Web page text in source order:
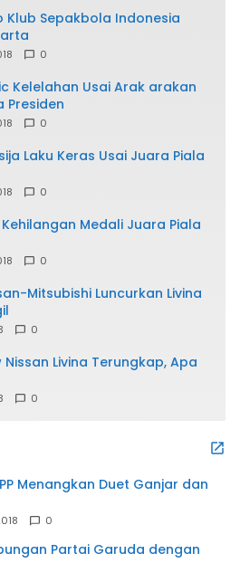
Klub Sepakbola Indonesia
0
Kelelahan Usai Arak arakan
Presiden
0
Laku Keras Usai Juara Piala
0
Medali Juara Piala
0
Mitsubishi Luncurkan Livina
0
Nissan Livina Terungkap, Apa
0
Menangkan Duet Ganjar dan
0
Partai Garuda dengan